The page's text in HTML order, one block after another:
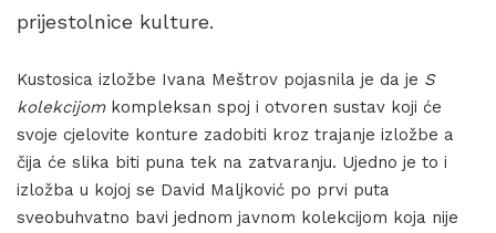
prijestolnice kulture.
Kustosica izložbe Ivana Meštrov pojasnila je da je S
kolekcijomkompleksan spoj i otvoren sustav koji će
svoje cjelovite konture zadobiti kroz trajanje izložbe a
čija će slika biti puna tek na zatvaranju. Ujedno je to i
izložba u kojoj se David Maljković po prvi puta
sveobuhvatno bavi jednom javnom kolekcijom koja nije